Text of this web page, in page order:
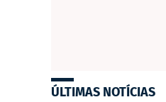
ÚLTIMAS NOTÍCIAS